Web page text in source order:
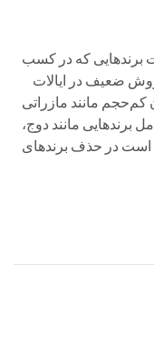
برندهایی که در کسب
ضعیف در ایالات
مانند مازراتی
مانند دوج،
است در حذف برندهای